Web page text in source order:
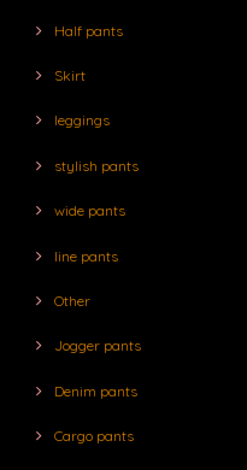
Half pants
Skirt
leggings
stylish pants
wide pants
line pants
Other
Jogger pants
Denim pants
Cargo pants